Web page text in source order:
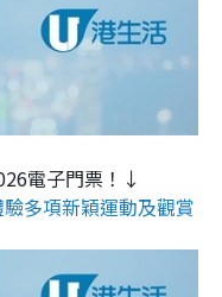
電子門票！↓
多項新穎運動及觀賞